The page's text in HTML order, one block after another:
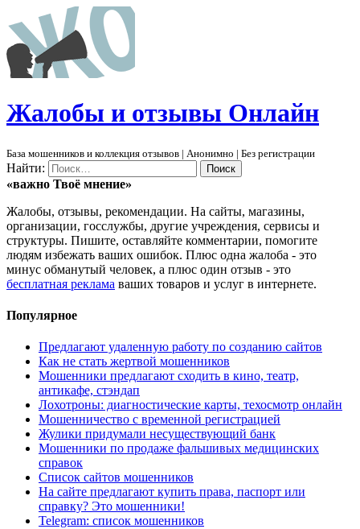
Жалобы и отзывы Онлайн
База мошенников и коллекция отзывов | Анонимно | Без регистрации
Найти:
«важно Твоё мнение»
Жалобы, отзывы, рекомендации. На сайты, магазины,
организации, госслужбы, другие учреждения, сервисы и
структуры. Пишите, оставляйте комментарии, помогите
людям избежать ваших ошибок. Плюс одна жалоба - это
минус обманутый человек, а плюс один отзыв - это
бесплатная реклама ваших товаров и услуг в интернете.
Популярное
Предлагают удаленную работу по созданию сайтов
Как не стать жертвой мошенников
Мошенники предлагают сходить в кино, театр,
антикафе, стэндап
Лохотроны: диагностические карты, техосмотр онлайн
Мошенничество с временной регистрацией
Жулики придумали несуществующий банк
Мошенники по продаже фальшивых медицинских
справок
Список сайтов мошенников
На сайте предлагают купить права, паспорт или
справку? Это мошенники!
Telegram: список мошенников